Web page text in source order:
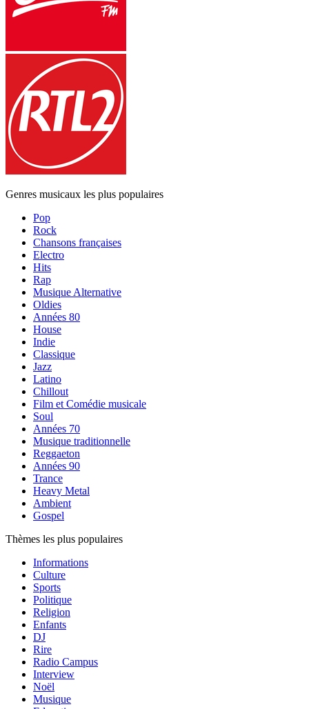
Genres musicaux les plus populaires
Pop
Rock
Chansons françaises
Electro
Hits
Rap
Musique Alternative
Oldies
Années 80
House
Indie
Classique
Jazz
Latino
Chillout
Film et Comédie musicale
Soul
Années 70
Musique traditionnelle
Reggaeton
Années 90
Trance
Heavy Metal
Ambient
Gospel
Thèmes les plus populaires
Informations
Culture
Sports
Politique
Religion
Enfants
DJ
Rire
Radio Campus
Interview
Noël
Musique